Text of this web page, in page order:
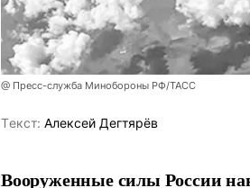
@ Пресс-служба Минобороны РФ/ТАСС
Tекст: Алексей Дегтярёв
Вооруженные силы России